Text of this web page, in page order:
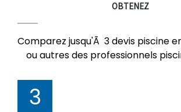
OBTENEZ
Comparez jusqu'Ã 3 devis piscine
ou autres des professionnels
3